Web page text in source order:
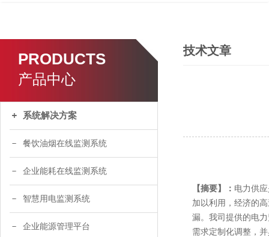
PRODUCTS
产品中心
系统解决方案
餐饮油烟在线监测系统
企业能耗在线监测系统
智慧用电监测系统
企业能源管理平台
技术文章
【摘要】： 电力供
加以利用，经济的
漏。 我司提供的电
需求定制化调整，